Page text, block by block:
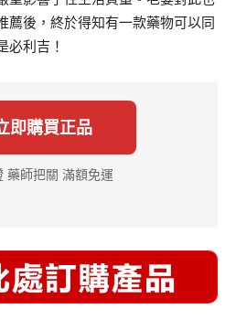
薦後，終於得知有一款藥物可以同
必利吉！
即購買正品
藥師把關 滿額免運